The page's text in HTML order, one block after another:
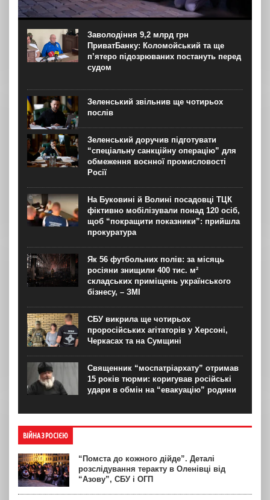
автор: Наталія Терамае 28 липня рідні вцілілих
“азовців” в Оленівці виступили із шокуючою заявою.
Мовляв, списки полонених у “бараці 200”, де стався
вибух, укладав полонений представник корпусу. Заява...
Заволодіння 9,2 млрд грн
ПриватБанку: Коломойський та ще
п’ятеро підозрюваних постануть перед
судом
Зеленський звільнив ще чотирьох
послів
Зеленський доручив підготувати
“спеціальну санкційну операцію” для
обмеження воєнної промисловості
Росії
На Буковині й Волині посадовці ТЦК
фіктивно мобілізували понад 120 осіб,
щоб “покращити показники”: прийшла
прокуратура
Як 56 футбольних полів: за місяць
росіяни знищили 400 тис. м²
складських приміщень українського
бізнесу, – ЗМІ
СБУ викрила ще чотирьох
проросійських агітаторів у Херсоні,
Черкасах та на Сумщині
Священник “моспатріархату” отримав
15 років тюрми: коригував російські
удари в обмін на “евакуацію” родини
ВІЙНА З РОСІЄЮ
“Помста до кожного дійде”. Деталі
розслідування теракту в Оленівці від
“Азову”, СБУ і ОГП